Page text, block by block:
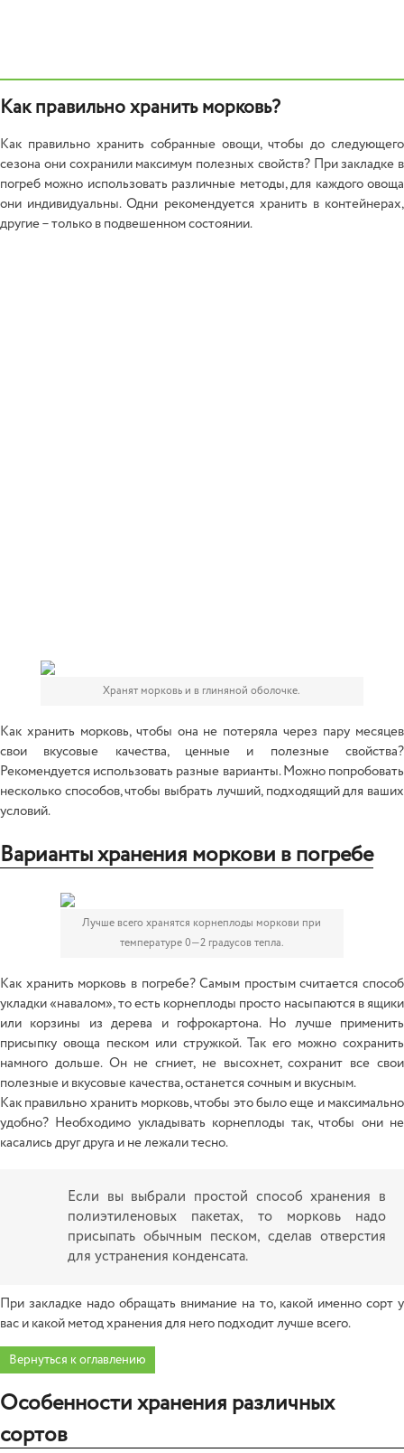
Как правильно хранить морковь?
Как правильно хранить собранные овощи, чтобы до следующего
сезона они сохранили максимум полезных свойств? При закладке в
погреб можно использовать различные методы, для каждого овоща
они индивидуальны. Одни рекомендуется хранить в контейнерах,
другие – только в подвешенном состоянии.
Хранят морковь и в глиняной оболочке.
Как хранить морковь, чтобы она не потеряла через пару месяцев
свои вкусовые качества, ценные и полезные свойства?
Рекомендуется использовать разные варианты. Можно попробовать
несколько способов, чтобы выбрать лучший, подходящий для ваших
условий.
Варианты хранения моркови в погребе
Лучше всего хранятся корнеплоды моркови при
температуре 0—2 градусов тепла.
Как хранить морковь в погребе? Самым простым считается способ
укладки «навалом», то есть корнеплоды просто насыпаются в ящики
или корзины из дерева и гофрокартона. Но лучше применить
присыпку овоща песком или стружкой. Так его можно сохранить
намного дольше. Он не сгниет, не высохнет, сохранит все свои
полезные и вкусовые качества, останется сочным и вкусным.
Как правильно хранить морковь, чтобы это было еще и максимально
удобно? Необходимо укладывать корнеплоды так, чтобы они не
касались друг друга и не лежали тесно.
Если вы выбрали простой способ хранения в
полиэтиленовых пакетах, то морковь надо
присыпать обычным песком, сделав отверстия
для устранения конденсата.
При закладке надо обращать внимание на то, какой именно сорт у
вас и какой метод хранения для него подходит лучше всего.
Вернуться к оглавлению
Особенности хранения различных
сортов